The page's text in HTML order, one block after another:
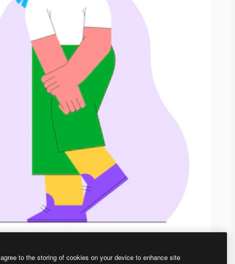
to the storing of cookies on your device to enhance site